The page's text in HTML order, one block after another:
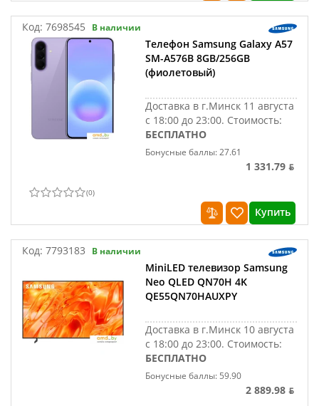
Код: 7698545 В наличии
Телефон Samsung Galaxy A57
SM-A576B 8GB/256GB
(фиолетовый)
Доставка в г.Минск 11 августа
с 18:00 до 23:00. Стоимость:
БЕСПЛАТНО
Бонусные баллы: 27.61
1 331.79 ƃ
(0)
Купить
Код: 7793183 В наличии
MiniLED телевизор Samsung
Neo QLED QN70H 4K
QE55QN70HAUXPY
Доставка в г.Минск 10 августа
с 18:00 до 23:00. Стоимость:
БЕСПЛАТНО
Бонусные баллы: 59.90
2 889.98 ƃ